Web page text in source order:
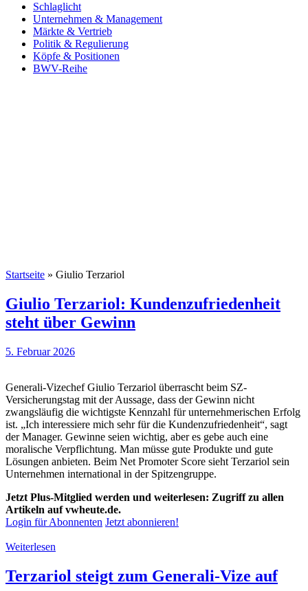
Schlaglicht
Unternehmen & Management
Märkte & Vertrieb
Politik & Regulierung
Köpfe & Positionen
BWV-Reihe
Startseite » Giulio Terzariol
Giulio Terzariol: Kundenzufriedenheit
steht über Gewinn
5. Februar 2026
Generali-Vizechef Giulio Terzariol überrascht beim SZ-
Versicherungstag mit der Aussage, dass der Gewinn nicht
zwangsläufig die wichtigste Kennzahl für unternehmerischen Erfolg
ist. „Ich interessiere mich sehr für die Kundenzufriedenheit“, sagt
der Manager. Gewinne seien wichtig, aber es gebe auch eine
moralische Verpflichtung. Man müsse gute Produkte und gute
Lösungen anbieten. Beim Net Promoter Score sieht Terzariol sein
Unternehmen international in der Spitzengruppe.
Jetzt Plus-Mitglied werden und weiterlesen: Zugriff zu allen
Artikeln auf vwheute.de.
Login für Abonnenten Jetzt abonnieren!
Weiterlesen
Terzariol steigt zum Generali-Vize auf